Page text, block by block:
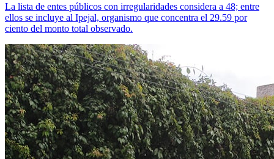
La lista de entes públicos con irregularidades considera a 48; entre
ellos se incluye al Ipejal, organismo que concentra el 29.59 por
ciento del monto total observado.